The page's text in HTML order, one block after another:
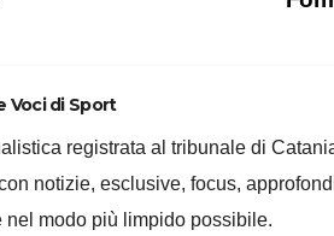
Voci di Sport
registrata al tribunale di
notizie, esclusive, focus,
nel modo più limpido possibile.